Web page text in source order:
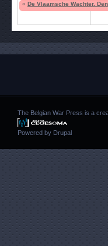
« De Vlaamsche Wachter.
The Belgian War Press is a
Powered by Drupal